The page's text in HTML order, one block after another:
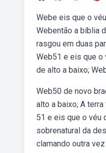
Webe eis que o
Webentão a bíblia
rasgou em duas
Web51 e eis que o
de alto a baixo;
Web50 de novo
alto a baixo; A
51 e eis que o véu
sobrenatural da
clamando outra